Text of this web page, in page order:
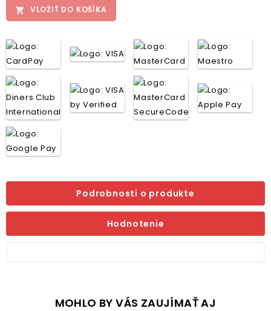
 VLOŽIŤ DO KOŠÍKA
Podrobnosti o produkte
Hodnotenie
MOHLO BY VÁS ZAUJÍMAŤ AJ